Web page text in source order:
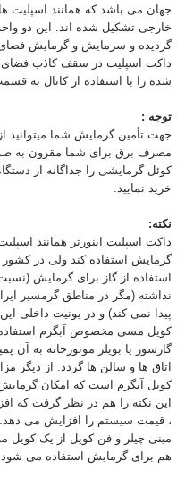
جهان می باشد که همانند اسپلیت
خارجی تشکیل شده اند. این دو
گردیده و سرمایش و گرمایش فضای
داکت اسپلیت در سقف کاذب فضای
شده را با استفاده از کانال به
توجه :
جهت تأمین گرمایش شما میتوانید
مصرف برق برای شما مقرون به
کوئل گرمایشی را جداگانه از
خرید نمایید.
نکته:
داکت اسپلیت اینورتر همانند
گرمایش استفاده کند ولی در کشور
استفاده از گاز برای گرمایش
نداشته (مگر در مناطق گرمسیر
پیدا نمی کند) و در یونیت داخلی
کویل مسی مخصوص آبگرم
گازسوز یا بویلر موتورخانه به آن
اتاق ها و سالن ها گردد. از دیگر
کویل آبگرم است که امکان گرمایش
این نکته را هم در نظر گرفت که
، قیمت سیستم را افزایش می
مینی چیلر و فن کویل از یک
هم برای گرمایش استفاده می شود.